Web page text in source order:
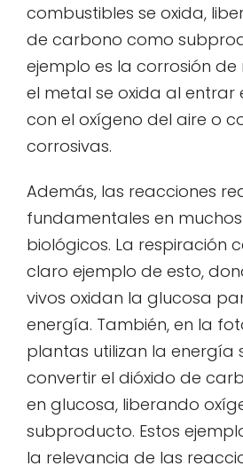
combustibles se oxida,
de carbono como
ejemplo es la corrosión
el metal se oxida al entrar
con el oxígeno del aire o
corrosivas.
Además, las reacciones
fundamentales en
biológicos. La respiración
claro ejemplo de esto,
vivos oxidan la glucosa
energía. También, en la
plantas utilizan la energía
convertir el dióxido de
en glucosa, liberando
subproducto. Estos
la relevancia de las